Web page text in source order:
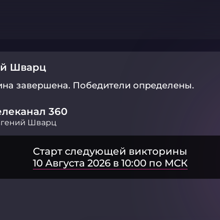
Шварц
завершена. Победители определены.
360
Шварц
Старт следующей викторины
10 Августа 2026 в 10:00 по МСК